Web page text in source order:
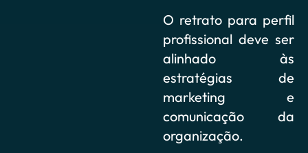
O retrato para perfil
profissional deve ser
alinhado às
estratégias de
marketing e
comunicação da
organização.